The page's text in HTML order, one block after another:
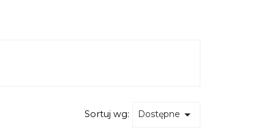
Sortuj wg: Dostępne 